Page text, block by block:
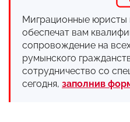
Миграционные юристы
обеспечат вам
сопровождение на
румынского
сотрудничество со
сегодня, заполнив